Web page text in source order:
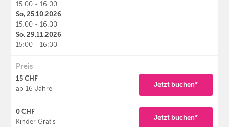
15:00 - 16:00
So, 25.10.2026
15:00 - 16:00
So, 29.11.2026
15:00 - 16:00
Preis
15 CHF
ab 16 Jahre
Jetzt buchen*
0 CHF
Kinder Gratis
Jetzt buchen*